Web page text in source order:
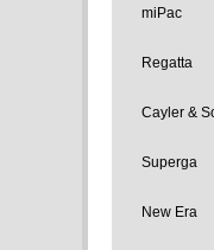
miPac
Regatta
Cayler &
Superga
New Era